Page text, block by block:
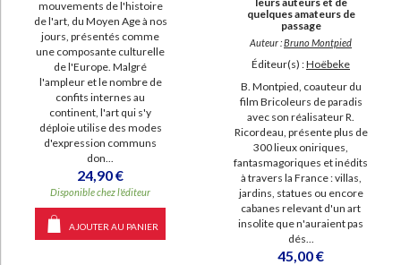
mouvements de l'histoire
de l'art, du Moyen Age à nos
jours, présentés comme
une composante culturelle
de l'Europe. Malgré
l'ampleur et le nombre de
confits internes au
continent, l'art qui s'y
déploie utilise des modes
d'expression communs
don...
24,90 €
Disponible chez l'éditeur
AJOUTER AU PANIER
quelques amateurs de
passage
Auteur :Bruno Montpied
Éditeur(s) :Hoëbeke
B. Montpied, coauteur du
film Bricoleurs de paradis
avec son réalisateur R.
Ricordeau, présente plus de
300 lieux oniriques,
fantasmagoriques et inédits
à travers la France : villas,
jardins, statues ou encore
cabanes relevant d'un art
insolite que n'auraient pas
dés...
45,00 €